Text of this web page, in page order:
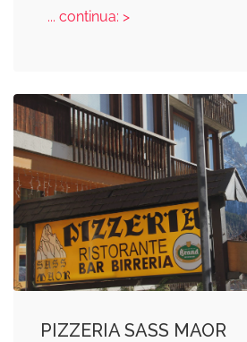
... continua: >
PIZZERIA SASS MAOR